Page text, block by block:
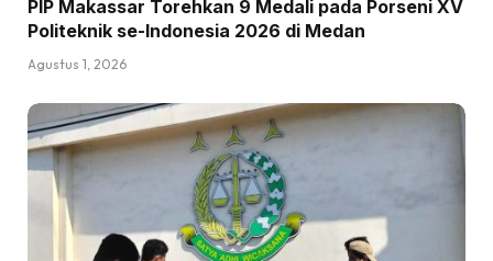
PIP Makassar Torehkan 9 Medali pada Porseni XV
Politeknik se-Indonesia 2026 di Medan
Agustus 1, 2026